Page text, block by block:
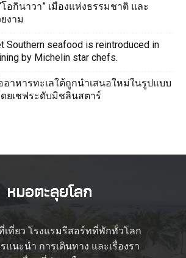
อกินาวา” เมืองแห่งธรรมชาติ และ
งาม
Southern seafood is reintroduced in
by Michelin star chefs.
อาหารทะเลใต้ถูกนำเสนอใหม่ในรูปแบบ
ดยเชฟระดับมิชลินสตาร์
เที่ยว โรงแรมรีสอร์ทที่พักทั่วโลก
แนะนำ การเดินทาง และเรื่องรา